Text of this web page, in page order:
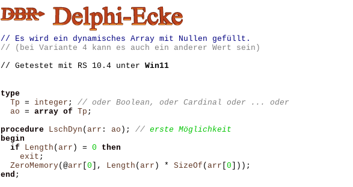
// Es wird ein dynamisches Array mit Nullen gefüllt.
// (bei Variante 4 kann es auch ein anderer Wert sein)
// Getestet mit RS 10.4 unter Win11
type
Tp = integer ;
ao = array of Tp ;
procedure LschDyn ( arr : ao ); // erste Möglichkeit
begin
if
Length ( arr ) = 0
then
exit ;
ZeroMemory(@arr 0 ], Length ( arr ) * SizeOf ( arr 0 ]));
end ;